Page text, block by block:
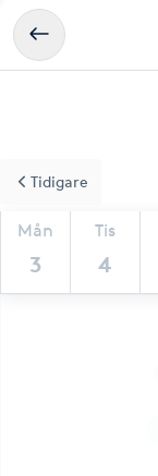
Mån
3
Tis
4
Tidigare